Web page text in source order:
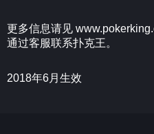
更多信息请见
通过客服联系扑克王。
2018年6月生效